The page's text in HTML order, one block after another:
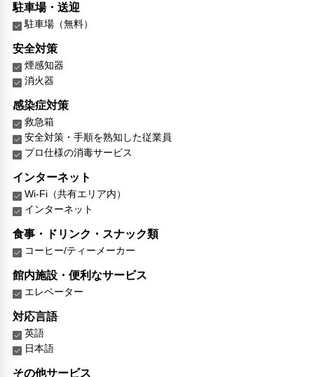
駐車場・送迎
駐車場（無料）
安全対策
煙感知器
消火器
感染症対策
救急箱
安全対策・手順を熟知した従業員
プロ仕様の消毒サービス
インターネット
Wi-Fi（共有エリア内）
インターネット
食事・ドリンク・スナック類
コーヒー/ティーメーカー
館内施設・便利なサービス
エレベーター
対応言語
英語
日本語
その他サービス